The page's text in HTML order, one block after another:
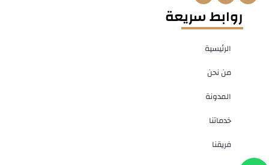
c
b
k
t
o
s
t
a
روابط سريعة
الرئيسية
من نحن
المدونة
خدماتنا
فريقنا